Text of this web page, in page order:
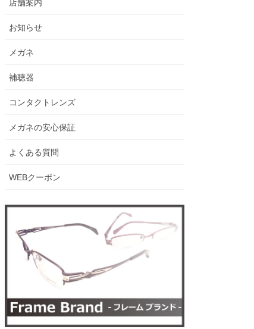
店舗案内
お知らせ
メガネ
補聴器
コンタクトレンズ
メガネの安心保証
よくある質問
WEBクーポン